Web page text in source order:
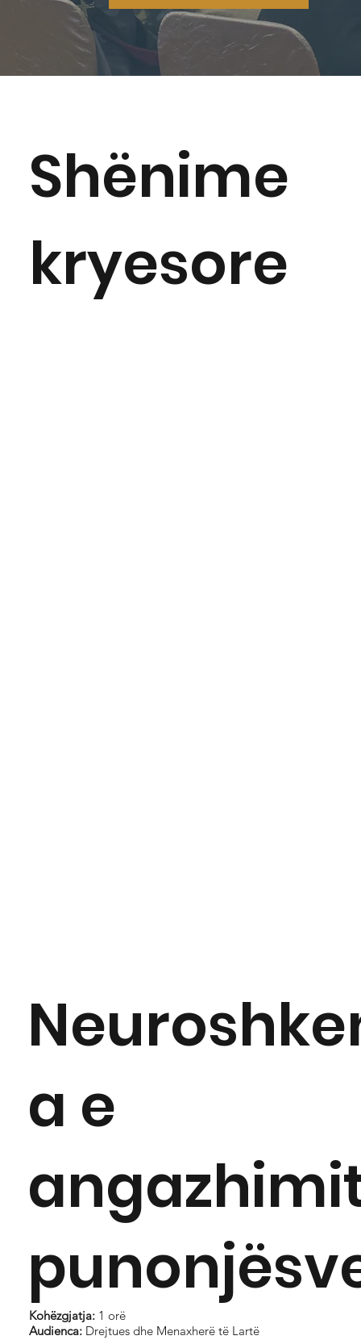
Shënime
kryesore
Kohëzgjatja:1 orë
Audienca:Drejtues dhe Menaxherë të Lartë
a e